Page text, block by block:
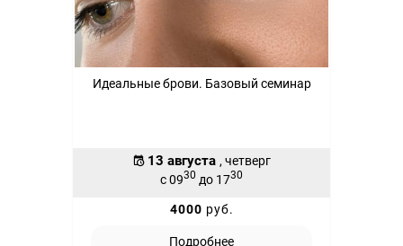
Идеальные брови. Базовый семинар
13 августа , четверг
с 0930 до 1730
4000 руб.
Подробнее